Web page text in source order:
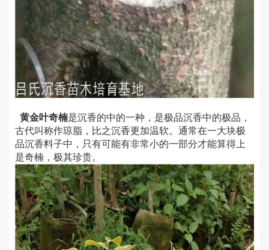
黄金叶奇楠是沉香的中的一种，是极品沉香中的极品，
古代叫称作琼脂，比之沉香更加温软。通常在一大块极
品沉香料子中，只有可能有非常小的一部分才能算得上
是奇楠，极其珍贵。